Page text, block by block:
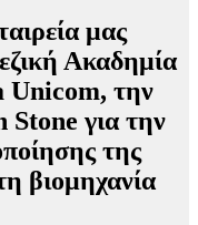
μας
Ακαδημία
Unicom, την
για την
της
βιομηχανία